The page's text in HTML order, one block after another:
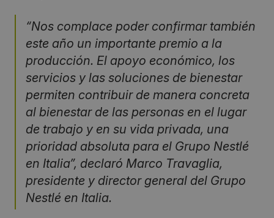
“Nos complace poder confirmar también
este año un importante premio a la
producción. El apoyo económico, los
servicios y las soluciones de bienestar
permiten contribuir de manera concreta
al bienestar de las personas en el lugar
de trabajo y en su vida privada, una
prioridad absoluta para el Grupo Nestlé
en Italia”, declaró Marco Travaglia,
presidente y director general del Grupo
Nestlé en Italia.